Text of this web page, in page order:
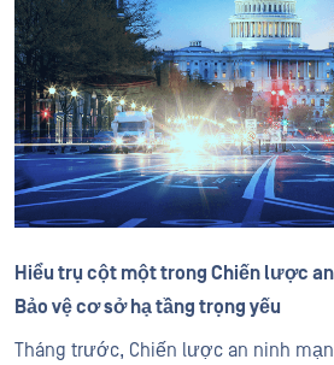
Hiểu trụ cột một trong Chiến lược
Bảo vệ cơ sở hạ tầng trọng yếu
Tháng trước, Chiến lược an ninh